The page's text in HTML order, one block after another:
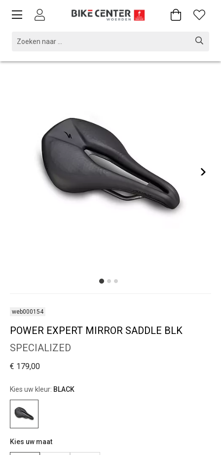
web000154
POWER EXPERT MIRROR SADDLE BLK
SPECIALIZED
€ 179,00
Kies uw kleur: BLACK
Kies uw maat